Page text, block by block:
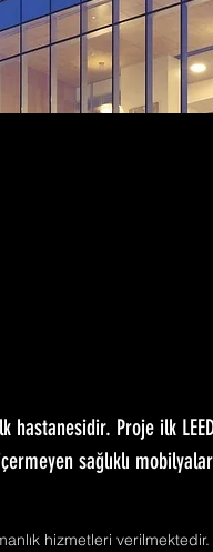
hastanesidir. Proje ilk
sağlıklı
hizmetleri